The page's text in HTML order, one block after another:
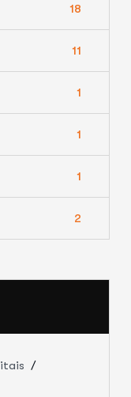
18
11
1
1
1
2